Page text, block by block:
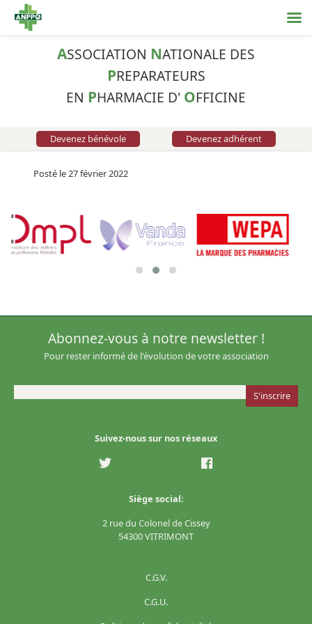
ASSOCIATION NATIONALE DES
PREPARATEURS
EN PHARMACIE D' OFFICINE
Devenez bénévole Devenez adhérent
Posté le 27 février 2022
Suivez-nous sur nos réseaux
Siège social:
2 rue du Colonel de Cissey
54300 VITRIMONT
Abonnez-vous à notre newsletter !
Pour rester informé de l'évolution de votre association
C.G.V.
C.G.U.